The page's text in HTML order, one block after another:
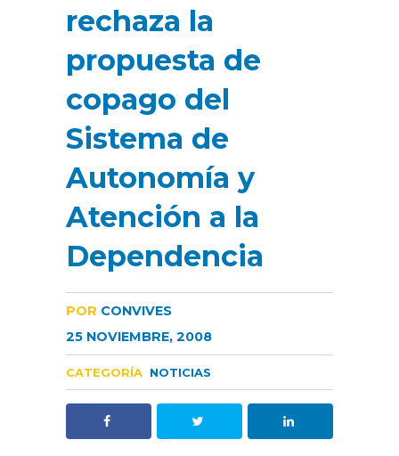
rechaza la
propuesta de
copago del
Sistema de
Autonomía y
Atención a la
Dependencia
POR CONVIVES
25 NOVIEMBRE, 2008
CATEGORÍA NOTICIAS